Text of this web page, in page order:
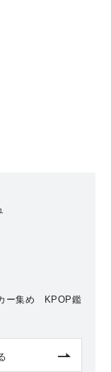
ー集め KPOP鑑